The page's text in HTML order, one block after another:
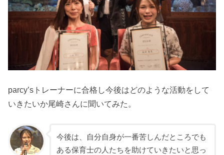
parcy’sトレーナーに合格し今後はどのような活動をして
いきたいか尾崎さんに聞いてみた。
今後は、自分自身が一番苦しんだところでも
ある保育士の人たちを助けていきたいと思っ